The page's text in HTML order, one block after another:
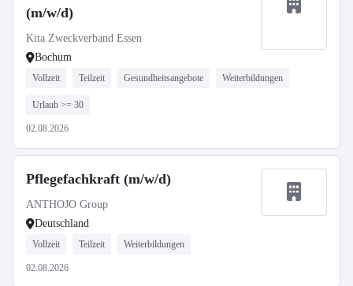
(m/w/d)
Kita Zweckverband Essen
Bochum
Vollzeit Teilzeit Gesundheitsangebote Weiterbildungen
Urlaub >= 30
02.08.2026
Pflegefachkraft (m/w/d)
ANTHOJO Group
Deutschland
Vollzeit Teilzeit Weiterbildungen
02.08.2026